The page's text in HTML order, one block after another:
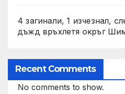
4 загинали, 1 изчезнал,
дъжд връхлетя окръг
Recent Comments
No comments to show.